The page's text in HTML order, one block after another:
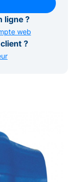
ligne ?
web
?